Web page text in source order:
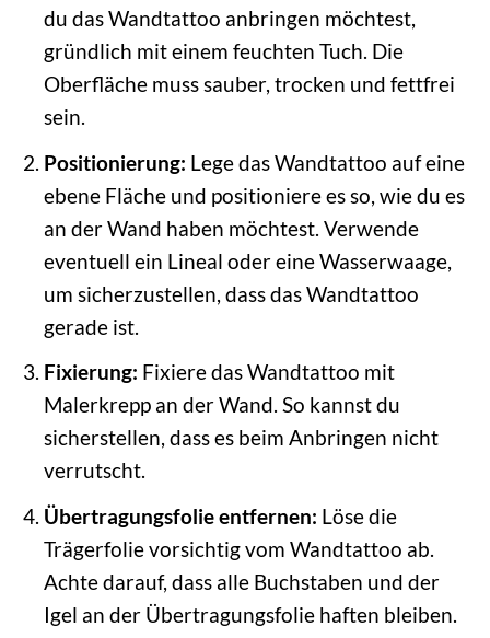
du das Wandtattoo anbringen möchtest,
gründlich mit einem feuchten Tuch. Die
Oberfläche muss sauber, trocken und fettfrei
sein.
Positionierung: Lege das Wandtattoo auf eine
ebene Fläche und positioniere es so, wie du es
an der Wand haben möchtest. Verwende
eventuell ein Lineal oder eine Wasserwaage,
um sicherzustellen, dass das Wandtattoo
gerade ist.
Fixierung: Fixiere das Wandtattoo mit
Malerkrepp an der Wand. So kannst du
sicherstellen, dass es beim Anbringen nicht
verrutscht.
Übertragungsfolie entfernen: Löse die
Trägerfolie vorsichtig vom Wandtattoo ab.
Achte darauf, dass alle Buchstaben und der
Igel an der Übertragungsfolie haften bleiben.